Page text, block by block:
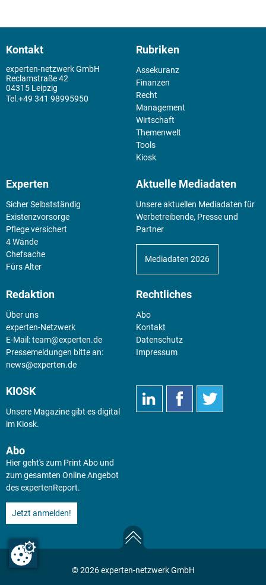
Kontakt
experten-netzwerk GmbH
Reclamstraße 42
04315 Leipzig
+49 341 98995950
Rubriken
Assekuranz
Finanzen
Recht
Management
Wirtschaft
Themenwelt
Tools
Kiosk
Experten
Sicher Selbstständig
Existenz­vorsorge
Pflege versichert
4 Wände
Chefsache
Fürs Alter
Aktuelle Mediadaten
Unsere aktuellen Mediadaten für
Werbetreibende, Presse und
Partner
Mediadaten 2026
Redaktion
Über uns
experten-Netzwerk
E-Mail:team@experten.de
Pressemeldungen bitte an:
news@experten.de
Rechtliches
Abo
Kontakt
Datenschutz
Impressum
KIOSK
Unsere Magazine gibt es digital
im Kiosk.
Abo
Hier geht's zum Print Abo und
zum gesamten Online Angebot
des expertenReport.
Jetzt anmelden!
© 2026 experten-netzwerk GmbH